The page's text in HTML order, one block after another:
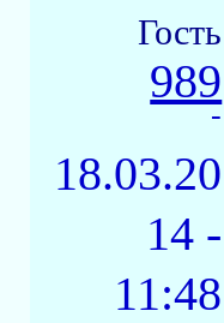
Гость
989
-
18.03.20
14 -
11:48